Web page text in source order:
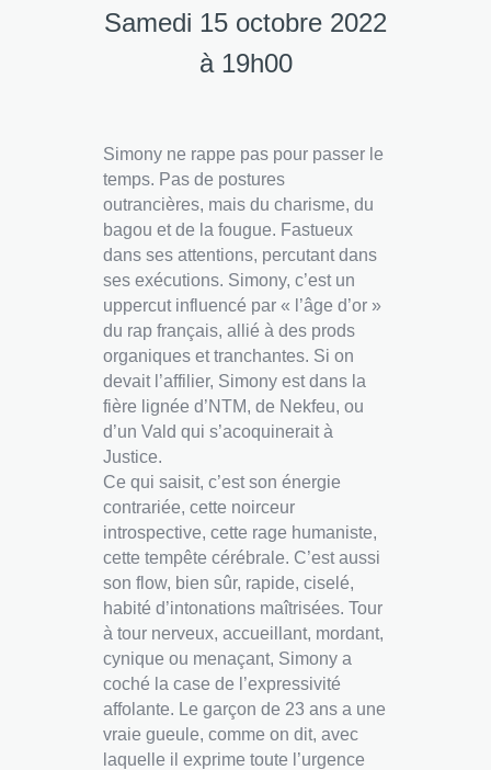
Samedi 15 octobre 2022
à 19h00
Simony ne rappe pas pour passer le
temps. Pas de postures
outrancières, mais du charisme, du
bagou et de la fougue. Fastueux
dans ses attentions, percutant dans
ses exécutions. Simony, c’est un
uppercut influencé par « l’âge d’or »
du rap français, allié à des prods
organiques et tranchantes. Si on
devait l’affilier, Simony est dans la
fière lignée d’NTM, de Nekfeu, ou
d’un Vald qui s’acoquinerait à
Justice.
Ce qui saisit, c’est son énergie
contrariée, cette noirceur
introspective, cette rage humaniste,
cette tempête cérébrale. C’est aussi
son flow, bien sûr, rapide, ciselé,
habité d’intonations maîtrisées. Tour
à tour nerveux, accueillant, mordant,
cynique ou menaçant, Simony a
coché la case de l’expressivité
affolante. Le garçon de 23 ans a une
vraie gueule, comme on dit, avec
laquelle il exprime toute l’urgence